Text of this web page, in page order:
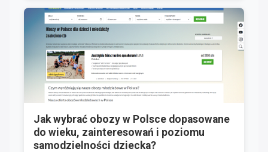
Jak wybrać obozy w Polsce dopasowane
do wieku, zainteresowań i poziomu
samodzielności dziecka?